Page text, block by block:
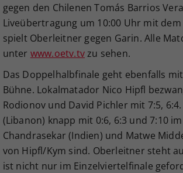
gegen den Chilenen Tomás Barrios
Liveübertragung um 10:00 Uhr mit
spielt Oberleitner gegen Garin. Alle
unter www.oetv.tvzu sehen.
Das Doppelhalbfinale geht ebenfalls
Bühne. Lokalmatador Nico Hipfl
Rodionov und David Pichler mit 7:5,
(Libanon) knapp mit 0:6, 6:3 und 7:10
Chandrasekar (Indien) und Matwe
von Hipfl/Kym sind. Oberleitner steht
ist nicht nur im Einzelviertelfinale